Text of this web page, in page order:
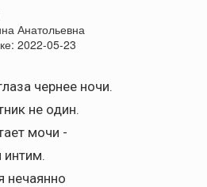
Анатольевна
2022-05-23
чернее ночи.
не один.
мочи -
интим.
нечаянно